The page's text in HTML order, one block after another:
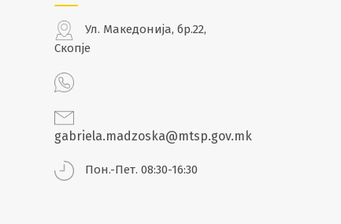
Ул. Македонија, бр.22,
Скопје
gabriela.madzoska@mtsp.gov.mk
Пон.-Пет. 08:30-16:30